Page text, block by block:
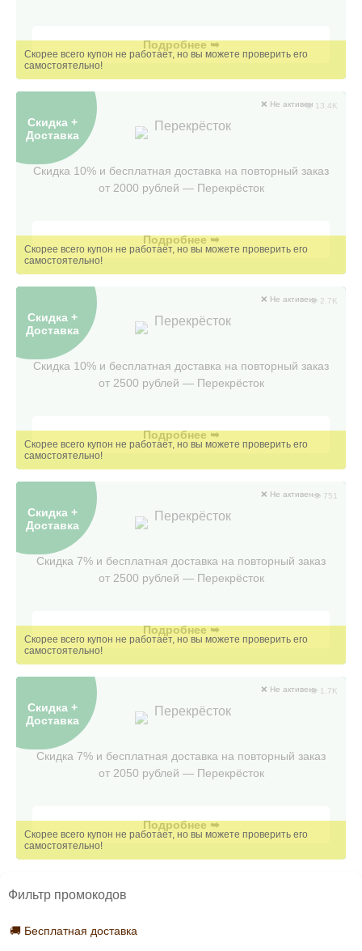
Подробнее ➥
Скидка +
Доставка
Перекрёсток
Скидка 10% и бесплатная доставка на повторный заказ
от 2000 рублей — Перекрëсток
❌ Не активен👁 13.4K
Подробнее ➥
Скидка +
Доставка
Перекрёсток
Скидка 10% и бесплатная доставка на повторный заказ
от 2500 рублей — Перекрёсток
❌ Не активен👁 2.7K
Подробнее ➥
Скидка +
Доставка
Перекрёсток
Скидка 7% и бесплатная доставка на повторный заказ
от 2500 рублей — Перекрëсток
❌ Не активен👁 751
Подробнее ➥
Скидка +
Доставка
Перекрёсток
Скидка 7% и бесплатная доставка на повторный заказ
от 2050 рублей — Перекрëсток
❌ Не активен👁 1.7K
Подробнее ➥
Фильтр промокодов
🚚 Бесплатная доставка